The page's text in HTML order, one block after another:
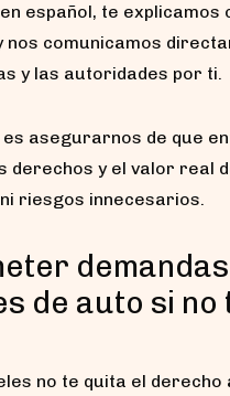
español, te explicamos
nos comunicamos
y las autoridades por ti.
asegurarnos de que
derechos y el valor real
riesgos innecesarios.
de auto si no
no te quita el derecho